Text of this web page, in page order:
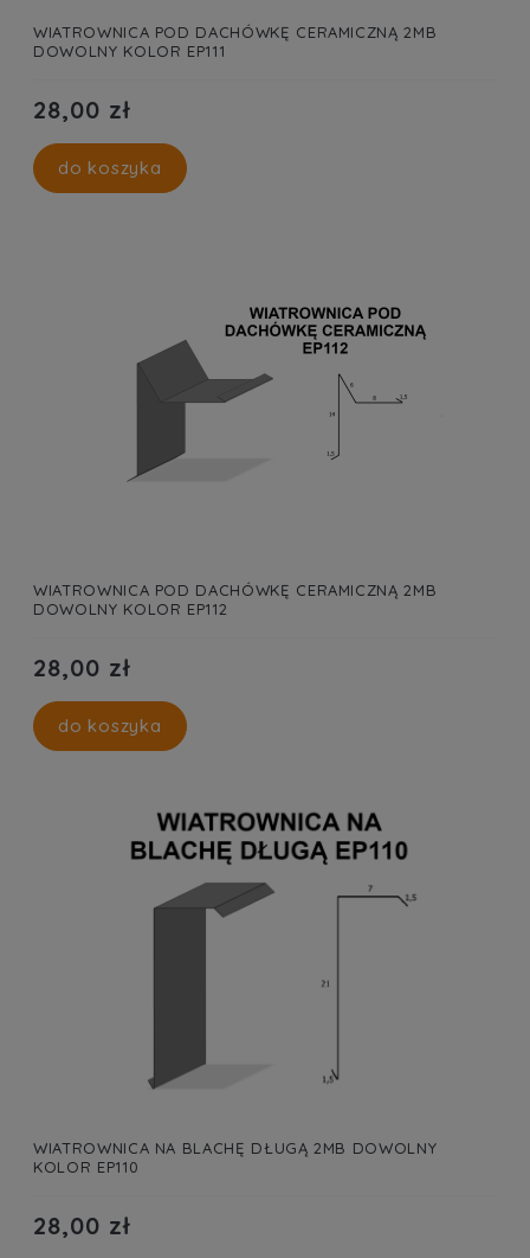
WIATROWNICA POD DACHÓWKĘ CERAMICZNĄ 2MB
DOWOLNY KOLOR EP111
28,00 zł
do koszyka
WIATROWNICA POD DACHÓWKĘ CERAMICZNĄ 2MB
DOWOLNY KOLOR EP112
28,00 zł
do koszyka
WIATROWNICA NA BLACHĘ DŁUGĄ 2MB DOWOLNY
KOLOR EP110
28,00 zł